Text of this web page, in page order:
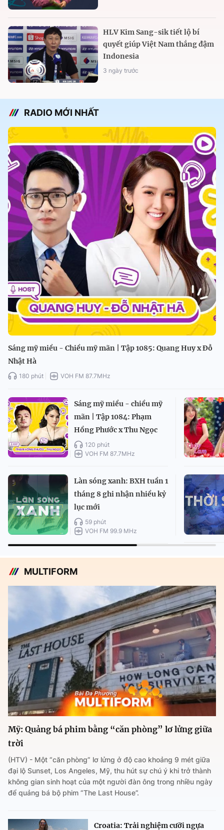
HLV Kim Sang-sik tiết lộ bí
quyết giúp Việt Nam thắng đậm
Indonesia
3 ngày trước
RADIO MỚI NHẤT
Sáng mỹ miều - Chiều mỹ mãn | Tập 1085: Quang Huy x Đỗ
Nhật Hà
180 phút VOH FM 87.7MHz
Sáng mỹ miều - chiều mỹ
mãn | Tập 1084: Phạm
Hồng Phước x Thu Ngọc
120 phút
VOH FM 87.7MHz
Làn sóng xanh: BXH tuần 1
tháng 8 ghi nhận nhiều kỷ
lục mới
59 phút
VOH FM 99.9 MHz
MULTIFORM
Mỹ: Quảng bá phim bằng “căn phòng” lơ lửng giữa
trời
(HTV) - Một “căn phòng” lơ lửng ở độ cao khoảng 9 mét giữa
đại lộ Sunset, Los Angeles, Mỹ, thu hút sự chú ý khi trở thành
không gian sinh hoạt của một người đàn ông trong nhiều ngày
để quảng bá bộ phim “The Last House”.
Croatia: Trải nghiệm cưỡi ngựa